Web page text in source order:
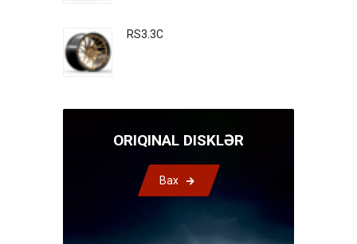
RS3.3C
ORIQINAL DISKLƏR
Bax